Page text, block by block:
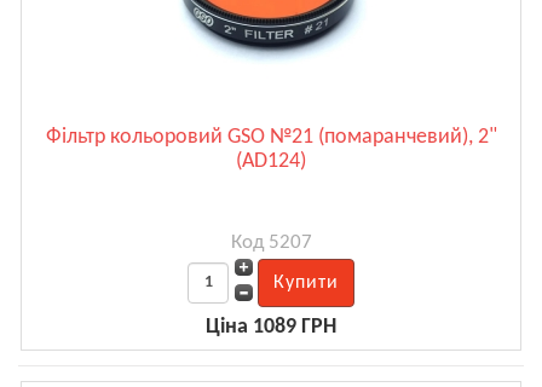
Фільтр кольоровий GSO №21 (помаранчевий), 2"
(AD124)
Код 5207
Ціна 1089 ГРН